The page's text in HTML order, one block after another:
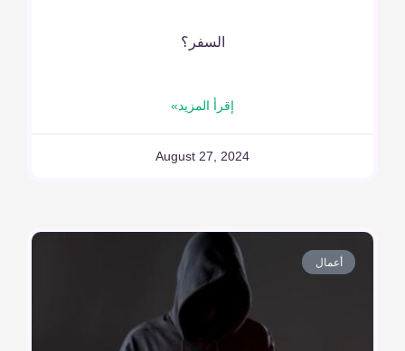
السفر؟
إقرأ المزيد»
August 27, 2024
أعمال